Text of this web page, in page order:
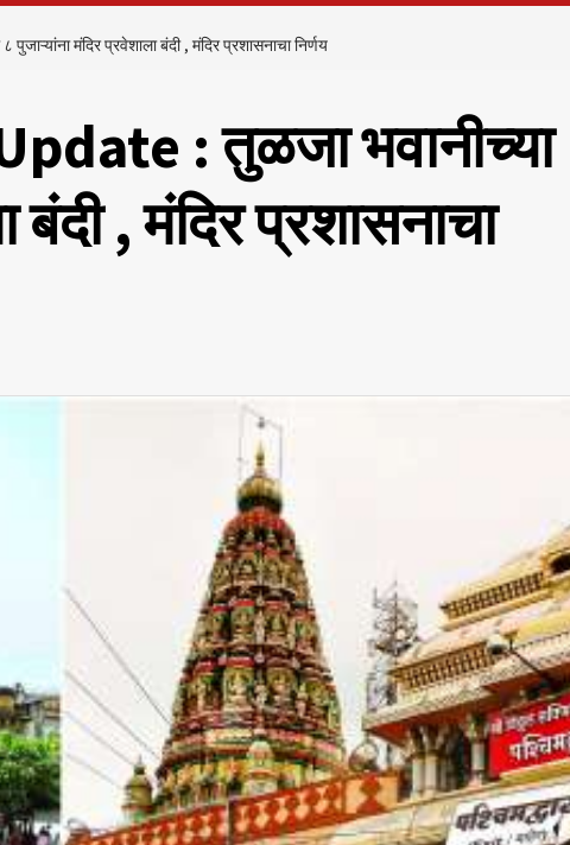
मंदिर प्रवेशाला बंदी , मंदिर प्रशासनाचा निर्णय
: तुळजा भवानीच्या
बंदी , मंदिर प्रशासनाचा